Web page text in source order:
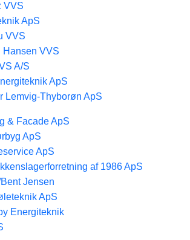
VVS
ApS
VVS
Hansen VVS
A/S
ApS
Lemvig-Thyborøn ApS
& Facade ApS
ApS
ApS
af 1986 ApS
Jensen
ApS
Energiteknik